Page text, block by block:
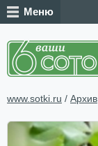
Меню
www.sotki.ru / Архив